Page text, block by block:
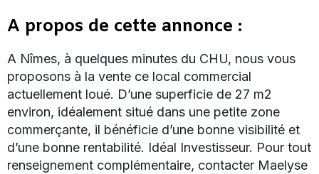
A propos de cette annonce :
A Nîmes, à quelques minutes du CHU, nous vous
proposons à la vente ce local commercial
actuellement loué. D’une superficie de 27 m2
environ, idéalement situé dans une petite zone
commerçante, il bénéficie d’une bonne visibilité et
d’une bonne rentabilité. Idéal Investisseur. Pour tout
renseignement complémentaire, contacter Maelyse